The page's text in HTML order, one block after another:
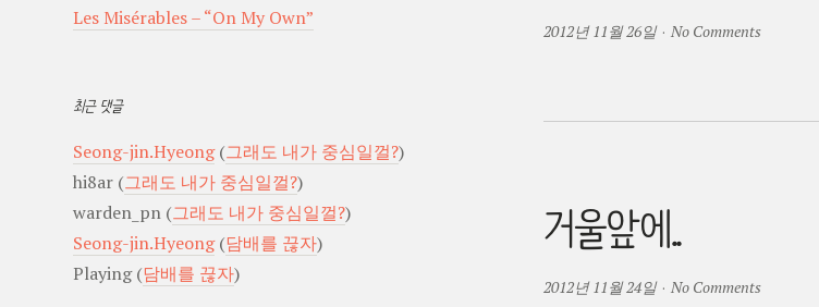
2012년 11월 26일 · No Comments
거울앞에..
2012년 11월 24일 · No Comments
Les Misérables – “On My Own”
최근 댓글
Seong-jin.Hyeong(그래도 내가 중심일껄?)
hi8ar (그래도 내가 중심일껄?)
warden_pn (그래도 내가 중심일껄?)
Seong-jin.Hyeong(담배를 끊자)
Playing(담배를 끊자)